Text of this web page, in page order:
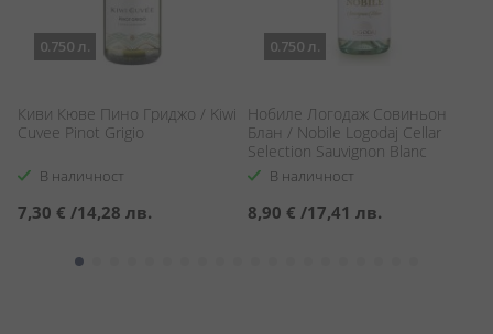
0.750 л.
Киви Кюве Пино Гриджо / Kiwi
Cuvee Pinot Grigio
В наличност
7,30 € /14,28 лв.
0.750 л.
Нобиле Логодаж Совиньон
Блан / Nobile Logodaj Cellar
Selection Sauvignon Blanc
В наличност
8,90 € /17,41 лв.